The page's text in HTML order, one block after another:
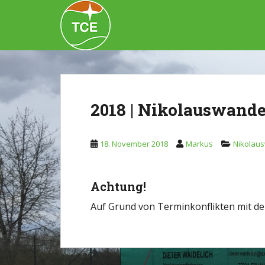
Skip to main content
2018 |
18. November 2018 Markus
Achtung!
Auf Grund von Terminkonflikten mit